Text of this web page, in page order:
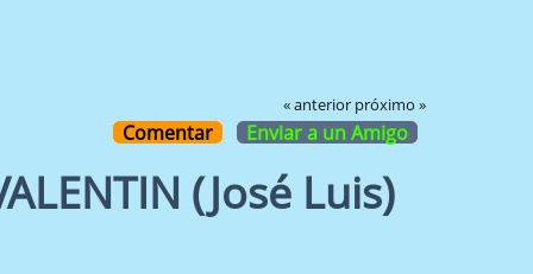
« anterior próximo »
Comentar Enviar a un Amigo
(José Luis)